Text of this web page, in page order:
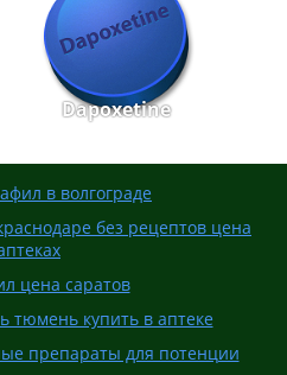
Dapoxetine
в волгограде
без рецептов цена
цена саратов
тюмень купить в аптеке
препараты для потенции